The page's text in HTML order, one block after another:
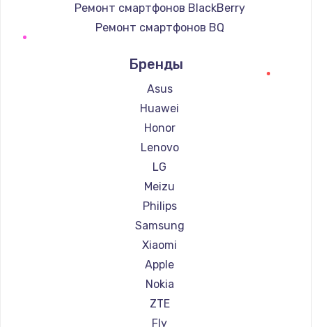
Ремонт смартфонов BlackBerry
Ремонт смартфонов BQ
Ремонт смартфонов Digma
Ремонт смартфонов Ginzzu
Ремонт смартфонов Highscreen
Ремонт смартфонов Irbis
Ремонт смартфонов Kyocera
Ремонт смартфонов LeEco
Ремонт смартфонов OnePlus
Ремонт смартфонов teXet
Ремонт смартфонов Motorola
Ремонт смартфонов Prestigio
Ремонт смартфонов Vertex
Ремонт смартфонов Microsoft
Ремонт смартфонов Sharp
Ремонт смартфонов Elephone
Бренды
Asus
Huawei
Honor
Lenovo
LG
Meizu
Philips
Samsung
Xiaomi
Apple
Nokia
ZTE
Fly